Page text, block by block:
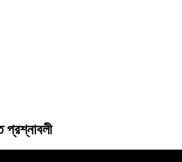
প্রশ্নাবলী